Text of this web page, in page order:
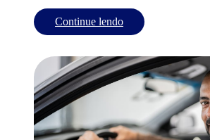
Continue lendo